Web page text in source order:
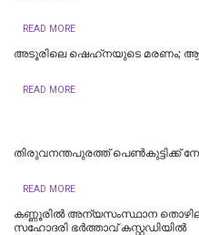
READ MORE
അടൂരിലെ ഷെഹ്‌നയുടെ മരണം;
READ MORE
തിരുവനന്തപുരത്ത് പെൺകുട്ടിക്ക്
READ MORE
കണ്ണൂരിൽ അന്യസംസ്ഥാന
സഹോദരി ഭർത്താവ് കസ്റ്റഡിയിൽ